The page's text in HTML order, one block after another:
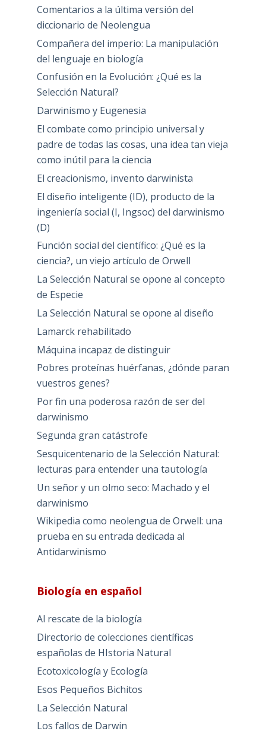
Comentarios a la última versión del
diccionario de Neolengua
Compañera del imperio: La manipulación
del lenguaje en biología
Confusión en la Evolución: ¿Qué es la
Selección Natural?
Darwinismo y Eugenesia
El combate como principio universal y
padre de todas las cosas, una idea tan vieja
como inútil para la ciencia
El creacionismo, invento darwinista
El diseño inteligente (ID), producto de la
ingeniería social (I, Ingsoc) del darwinismo
(D)
Función social del científico: ¿Qué es la
ciencia?, un viejo artículo de Orwell
La Selección Natural se opone al concepto
de Especie
La Selección Natural se opone al diseño
Lamarck rehabilitado
Máquina incapaz de distinguir
Pobres proteínas huérfanas, ¿dónde paran
vuestros genes?
Por fin una poderosa razón de ser del
darwinismo
Segunda gran catástrofe
Sesquicentenario de la Selección Natural:
lecturas para entender una tautología
Un señor y un olmo seco: Machado y el
darwinismo
Wikipedia como neolengua de Orwell: una
prueba en su entrada dedicada al
Antidarwinismo
Biología en español
Al rescate de la biología
Directorio de colecciones científicas
españolas de HIstoria Natural
Ecotoxicología y Ecología
Esos Pequeños Bichitos
La Selección Natural
Los fallos de Darwin